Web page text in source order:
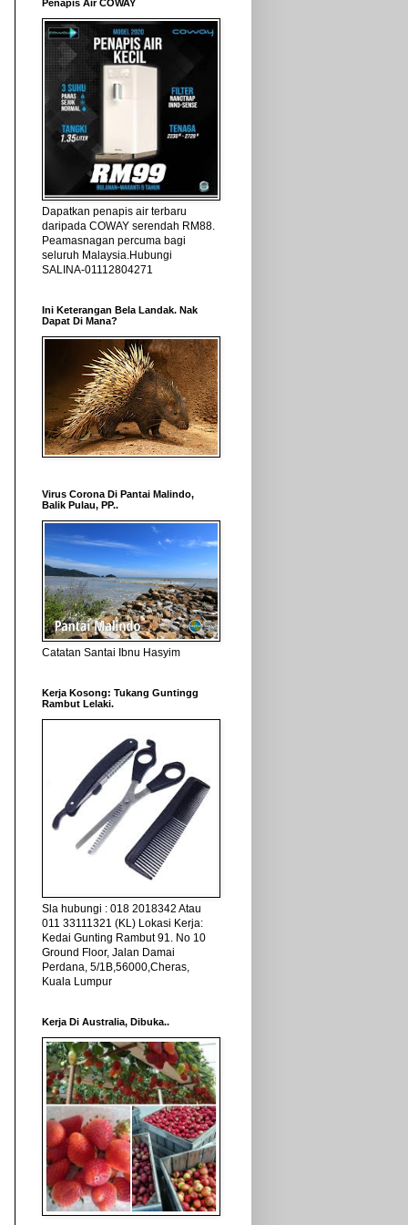
Penapis Air COWAY
Dapatkan penapis air terbaru
daripada COWAY serendah RM88.
Peamasnagan percuma bagi
seluruh Malaysia.Hubungi
SALINA-01112804271
Ini Keterangan Bela Landak. Nak
Dapat Di Mana?
Virus Corona Di Pantai Malindo,
Balik Pulau, PP..
Catatan Santai Ibnu Hasyim
Kerja Kosong: Tukang Guntingg
Rambut Lelaki.
Sla hubungi : 018 2018342 Atau
011 33111321 (KL) Lokasi Kerja:
Kedai Gunting Rambut 91. No 10
Ground Floor, Jalan Damai
Perdana, 5/1B,56000,Cheras,
Kuala Lumpur
Kerja Di Australia, Dibuka..